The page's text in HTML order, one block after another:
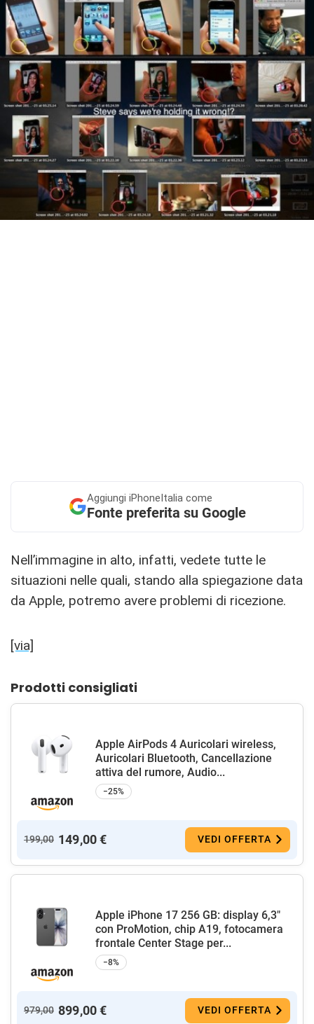
Aggiungi iPhoneItalia come
Fonte preferita su Google
Nell’immagine in alto, infatti, vedete tutte le
situazioni nelle quali, stando alla spiegazione data
da Apple, potremo avere problemi di ricezione.
[via]
Prodotti consigliati
Apple AirPods 4 Auricolari wireless,
Auricolari Bluetooth, Cancellazione
attiva del rumore, Audio...
−25%
199,00 149,00 € VEDI OFFERTA
Apple iPhone 17 256 GB: display 6,3"
con ProMotion, chip A19, fotocamera
frontale Center Stage per...
−8%
979,00 899,00 € VEDI OFFERTA